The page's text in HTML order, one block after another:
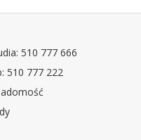
510 777 666
510 777 222